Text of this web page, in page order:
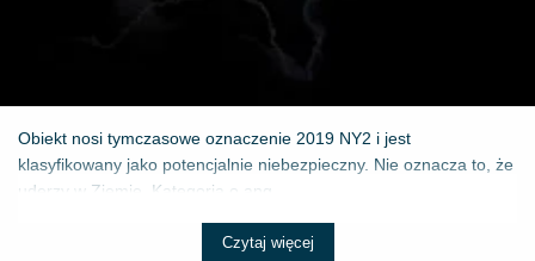
Obiekt nosi tymczasowe oznaczenie 2019 NY2 i jest
klasyfikowany jako potencjalnie niebezpieczny. Nie oznacza to, że
uderzy w Ziemię. Kategoria o ang...
Czytaj więcej